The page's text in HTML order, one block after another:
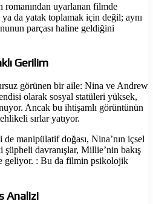
romanından uyarlanan filmde
da yatak toplamak için değil; aynı
parçası haline geldiğini
Gerilim
görünen bir aile: Nina ve Andrew
olarak sosyal statüleri yüksek,
Ancak bu ihtişamlı görüntünün
sırlar yatıyor.
manipülatif doğası, Nina’nın içsel
şüpheli davranışlar, Millie’nin bakış
geliyor. : Bu da filmin psikolojik
Analizi